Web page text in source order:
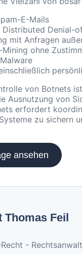
E-Mails
Distributed Denial-
mit Anfragen
ohne
von Botnets
Ausnutzung von
erfordert
zu sichern
ansehen
Thomas Feil
- Rechtsanwalt